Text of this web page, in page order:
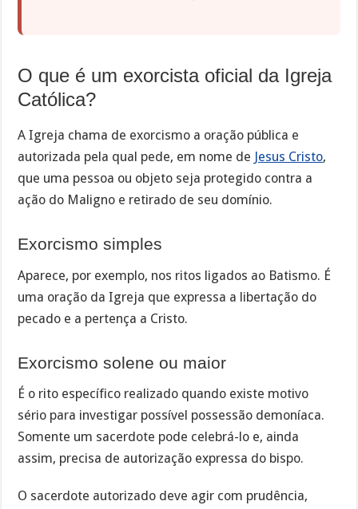
O que é um exorcista oficial da Igreja
Católica?
A Igreja chama de exorcismo a oração pública e
autorizada pela qual pede, em nome de Jesus Cristo,
que uma pessoa ou objeto seja protegido contra a
ação do Maligno e retirado de seu domínio.
Exorcismo simples
Aparece, por exemplo, nos ritos ligados ao Batismo. É
uma oração da Igreja que expressa a libertação do
pecado e a pertença a Cristo.
Exorcismo solene ou maior
É o rito específico realizado quando existe motivo
sério para investigar possível possessão demoníaca.
Somente um sacerdote pode celebrá-lo e, ainda
assim, precisa de autorização expressa do bispo.
O sacerdote autorizado deve agir com prudência,